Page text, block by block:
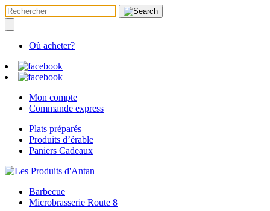
Où acheter?
Mon compte
Commande express
Plats préparés
Produits d’érable
Paniers Cadeaux
Barbecue
Microbrasserie Route 8